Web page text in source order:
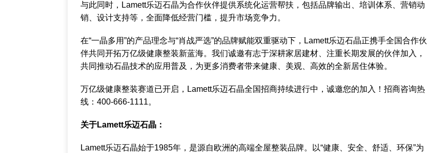
与此同时，Lamett乐迈石晶为合作伙伴提供系统化运营帮扶，包括品牌输出、培训体系、营销动
销、设计支持等，全面降低经营门槛，提升市场竞争力。
在“一晶多用”的产品理念与“肖战严选”的品牌赋能双重驱动下，Lamett乐迈石晶正携手全国合作伙
伴共同开拓万亿级健康整装新蓝海。我们诚邀有志于深耕家居建材、注重长期发展的伙伴加入，
共同推动石晶技术的应用普及，为更多消费者带来健康、美观、高效的全新居住体验。
万亿级健康整装赛道已开启，Lamett乐迈石晶全国招商持续进行中，诚邀您的加入！招商咨询热
线：400-666-1111。
关于Lamett乐迈石晶：
Lamett乐迈石晶始于1985年，是源自欧洲的高端全屋整装品牌。以“健康、安全、舒适、环保”为